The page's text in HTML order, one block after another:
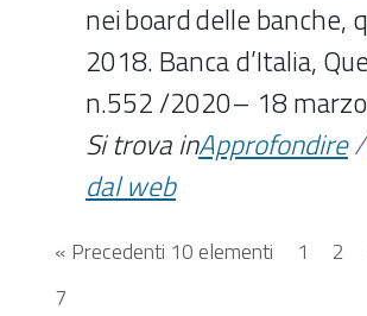
nei board delle
2018. Banca d’Italia,
n.552 /2020– 18
Si trova inApprofondire/
dal web
« Precedenti 10 elementi 1 2
7